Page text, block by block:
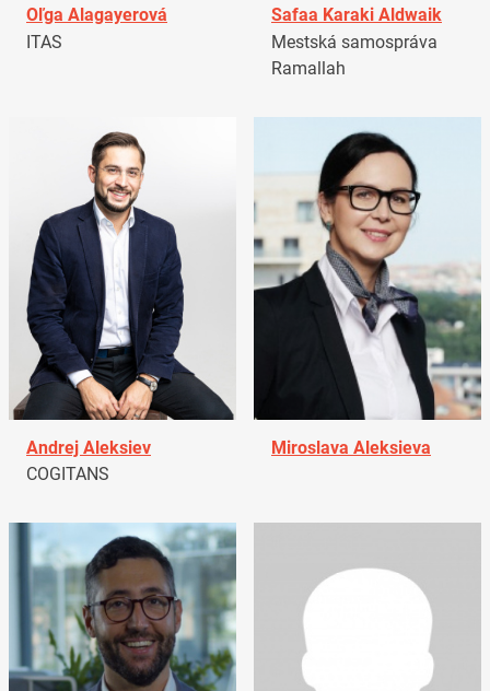
Oľga Alagayerová
ITAS
Safaa Karaki Aldwaik
Mestská samospráva
Ramallah
Andrej Aleksiev
COGITANS
Miroslava Aleksieva